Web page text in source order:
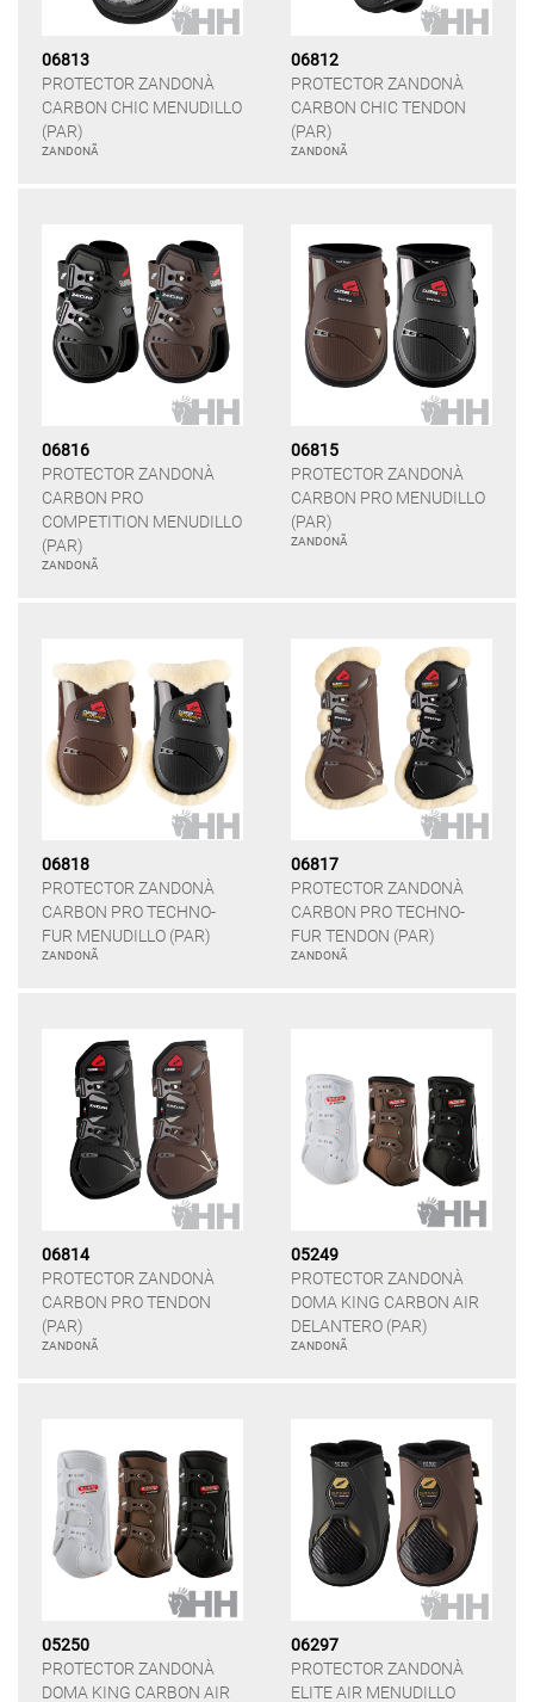
06813
PROTECTOR ZANDONÀ
CARBON CHIC MENUDILLO
(PAR)
ZANDONÃ
06812
PROTECTOR ZANDONÀ
CARBON CHIC TENDON
(PAR)
ZANDONÃ
06816
PROTECTOR ZANDONÀ
CARBON PRO
COMPETITION MENUDILLO
(PAR)
ZANDONÃ
06815
PROTECTOR ZANDONÀ
CARBON PRO MENUDILLO
(PAR)
ZANDONÃ
06818
PROTECTOR ZANDONÀ
CARBON PRO TECHNO-
FUR MENUDILLO (PAR)
ZANDONÃ
06817
PROTECTOR ZANDONÀ
CARBON PRO TECHNO-
FUR TENDON (PAR)
ZANDONÃ
06814
PROTECTOR ZANDONÀ
CARBON PRO TENDON
(PAR)
ZANDONÃ
05249
PROTECTOR ZANDONÀ
DOMA KING CARBON AIR
DELANTERO (PAR)
ZANDONÃ
05250
PROTECTOR ZANDONÀ
DOMA KING CARBON AIR
06297
PROTECTOR ZANDONÀ
ELITE AIR MENUDILLO